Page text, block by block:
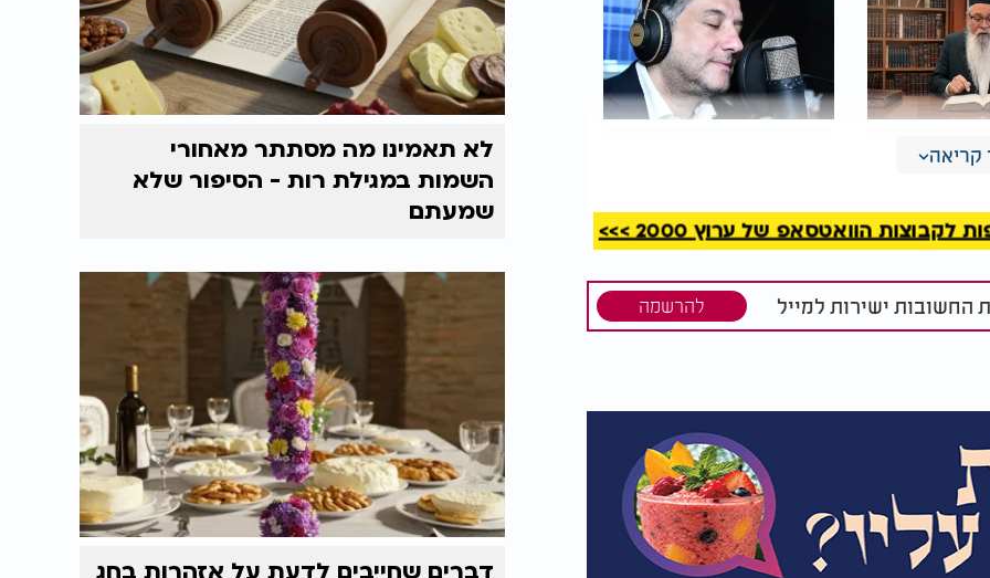
ביטון
שנקבע
עד שבת, כי אם אכלו את העירוב אין אפשרות
שיש בה רב עיר והוא מכוון עליכם ואז אתם
הוואטסאפ של ערוץ 2000 >>>
החשובות ישירות למייל להרשמה
לא תאמינו מה מסתתר מאחורי
השמות במגילת רות - הסיפור שלא
שמעתם